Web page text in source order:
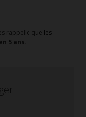
rappelle que les
5 ans.